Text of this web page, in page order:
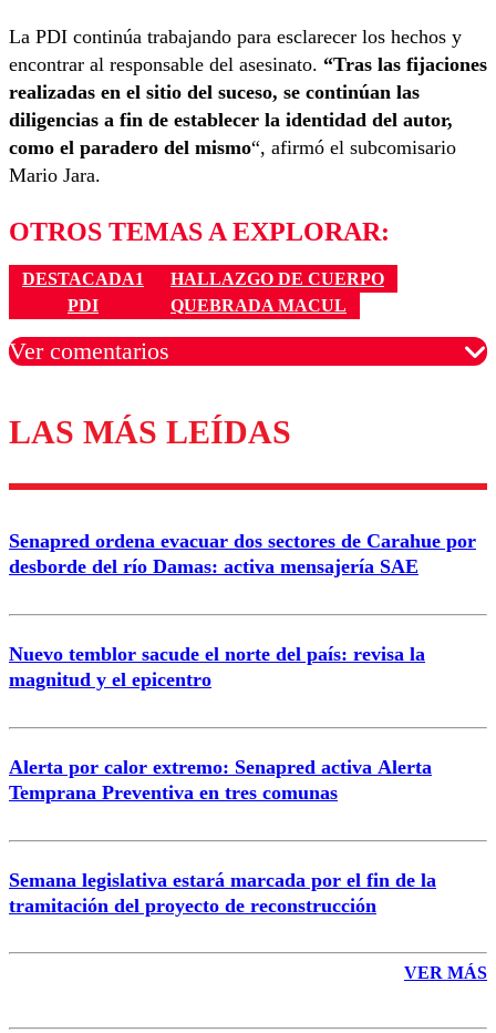
La PDI continúa trabajando para esclarecer los hechos y
encontrar al responsable del asesinato. “Tras las fijaciones
realizadas en el sitio del suceso, se continúan las
diligencias a fin de establecer la identidad del autor,
como el paradero del mismo“, afirmó el subcomisario
Mario Jara.
OTROS TEMAS A EXPLORAR:
DESTACADA1
HALLAZGO DE CUERPO
PDI
QUEBRADA MACUL
Ver comentarios
Los comentarios son moderados para garantizar un
diálogo respetuoso.
Correo
LAS MÁS LEÍDAS
Senapred ordena evacuar dos sectores de Carahue por
desborde del río Damas: activa mensajería SAE
Nuevo temblor sacude el norte del país: revisa la
magnitud y el epicentro
Alerta por calor extremo: Senapred activa Alerta
Temprana Preventiva en tres comunas
Semana legislativa estará marcada por el fin de la
tramitación del proyecto de reconstrucción
VER MÁS